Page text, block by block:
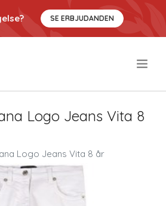
SE ERBJUDANDEN
Logo Jeans Vita 8
Logo Jeans Vita 8 år